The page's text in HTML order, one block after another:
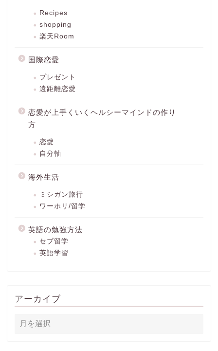
Recipes
shopping
楽天Room
国際恋愛
プレゼント
遠距離恋愛
恋愛が上手くいくヘルシーマインドの作り
方
恋愛
自分軸
海外生活
ミシガン旅行
ワーホリ/留学
英語の勉強方法
セブ留学
英語学習
アーカイブ